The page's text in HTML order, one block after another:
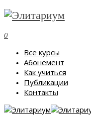
0
Все курсы
Абонемент
Как учиться
Публикации
Контакты